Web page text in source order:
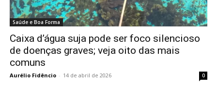
Saúde e Boa Forma
Caixa d’água suja pode ser foco silencioso
de doenças graves; veja oito das mais
comuns
Aurélio Fidêncio - 14 de abril de 2026 0